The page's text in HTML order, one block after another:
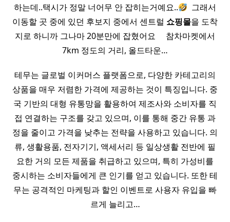
하는데..택시가 정말 너어무 안 잡히는거예요..
​ 그래서
이동할 곳 중에 있던 후보지 중에서 센트럴 쇼핑몰을 도착
지로 하니까 그나마 20분만에 잡혔어요 ​ ​ ​ ​ 참차마켓에서
7km 정도의 거리, 올드타운…
테무는 글로벌 이커머스 플랫폼으로, 다양한 카테고리의
상품을 매우 저렴한 가격에 제공하는 것이 특징입니다. 중
국 기반의 대형 유통망을 활용하여 제조사와 소비자를 직
접 연결하는 구조를 갖고 있으며, 이를 통해 중간 유통 과
정을 줄이고 가격을 낮추는 전략을 사용하고 있습니다. 의
류, 생활용품, 전자기기, 액세서리 등 일상생활 전반에 필
요한 거의 모든 제품을 취급하고 있으며, 특히 가성비를
중시하는 소비자들에게 큰 인기를 얻고 있습니다. 또한 테
무는 공격적인 마케팅과 할인 이벤트로 사용자 유입을 빠
르게 늘리고…